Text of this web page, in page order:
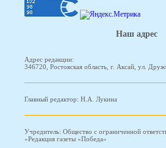
Наш адрес
Адрес редакции:
346720, Ростовская область, г. Аксай, ул.
Главный редактор: Н.А. Лукина
Учредитель: Общество с ограниченной
«Редакция газеты «Победа»